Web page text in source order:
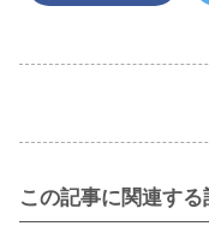
この記事に関連す